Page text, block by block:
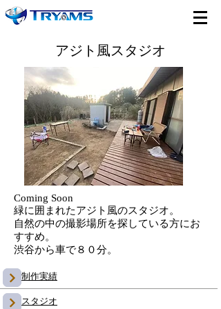
​アジト風スタジオ
​Coming Soon
緑に囲まれたアジト風のスタジオ。
自然の中の撮影場所を探している方にお
すすめ。
​渋谷から車で８０分。
制作実績
スタジオ